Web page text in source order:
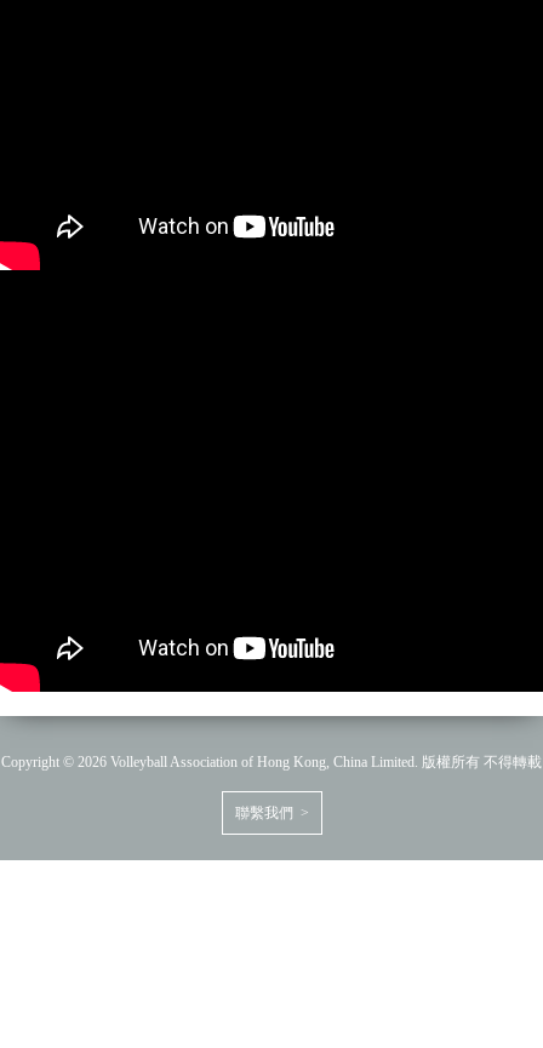
Copyright © 2026 Volleyball Association of Hong Kong, China Limited. 版權所有 不得轉載
聯繫我們 >